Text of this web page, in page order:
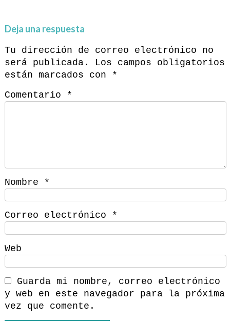
Deja una respuesta
Tu dirección de correo electrónico no
será publicada.
Los campos obligatorios
están marcados con
*
Comentario
*
Nombre *
Correo electrónico *
Web
Guarda mi nombre, correo electrónico
y web en este navegador para la próxima
vez que comente.